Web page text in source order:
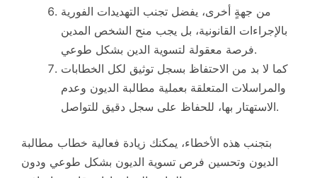
من جهةٍ أخرى، يفضل تجنب التهديدات الفورية
بالإجراءات القانونية، بل يجب منح الشخص المدين
فرصة معقولة لتسوية الدين بشكل طوعي.
كما لا بد من الاحتفاظ بسجل توثيق لكل الخطابات
والمراسلات المتعلقة بعملية مطالبة الديون وعدم
الاستهتار بها، للحفاظ على سجل دقيق للتواصل.
بتجنب هذه الأخطاء، يمكنك زيادة فعالية خطاب مطالبة
الديون وتحسين فرص تسوية الديون بشكل طوعي ودون